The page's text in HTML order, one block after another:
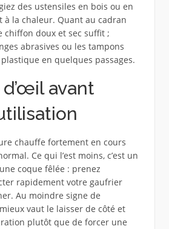
des ustensiles en bois ou en
à la chaleur. Quant au cadran
chiffon doux et sec suffit ;
abrasives ou les tampons
en quelques passages.
avant
chauffe fortement en cours
Ce qui l’est moins, c’est un
coque fêlée : prenez
rapidement votre gaufrier
Au moindre signe de
vaut le laisser de côté et
plutôt que de forcer une